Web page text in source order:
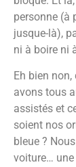
personne (à
jusque-là),
ni à boire ni
Eh bien non,
avons tous
assistés et
soient nos
bleue ?
voiture… une